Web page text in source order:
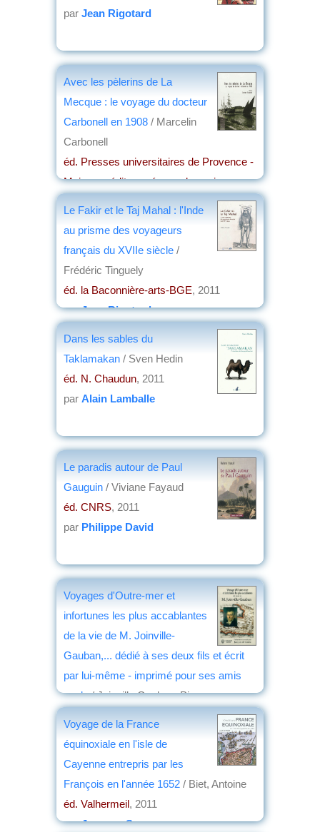
par Jean Rigotard
Avec les pèlerins de La
Mecque : le voyage du docteur
Carbonell en 1908 / Marcelin
Carbonell
éd. Presses universitaires de Provence -
Maison méditerranéenne des sciences
Le Fakir et le Taj Mahal : l'Inde
au prisme des voyageurs
français du XVIIe siècle /
Frédéric Tinguely
éd. la Baconnière-arts-BGE, 2011
parJean Rigotard
Dans les sables du
Taklamakan / Sven Hedin
éd. N. Chaudun, 2011
par Alain Lamballe
Le paradis autour de Paul
Gauguin / Viviane Fayaud
éd. CNRS, 2011
par Philippe David
Voyages d'Outre-mer et
infortunes les plus accablantes
de la vie de M. Joinville-
Gauban,... dédié à ses deux fils et écrit
par lui-même - imprimé pour ses amis
seuls/ Joinville Gauban, Pierre
Voyage de la France
équinoxiale en l'isle de
Cayenne entrepris par les
François en l'année 1652 / Biet, Antoine
éd. Valhermeil, 2011
parJacques Serre